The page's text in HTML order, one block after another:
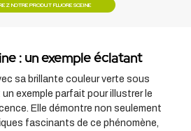
NOTRE PRODUIT FLUORESCEINE
: un exemple éclatant
sa brillante couleur verte sous
exemple parfait pour illustrer le
Elle démontre non seulement
fascinants de ce phénomène,